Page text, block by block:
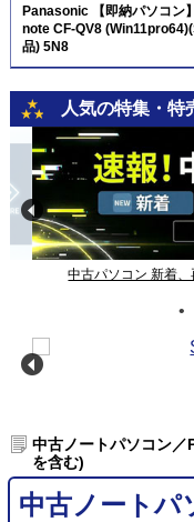
Panasonic 【即納パソコン
note CF-QV8
品) 5N8
人気の特集・特
中古パソコン 新着
中古ノートパソコン
を含む)
中古ノート